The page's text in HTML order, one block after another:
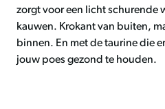
zorgt voor een licht schurende
kauwen. Krokant van buiten,
binnen. En met de taurine die
jouw poes gezond te houden.